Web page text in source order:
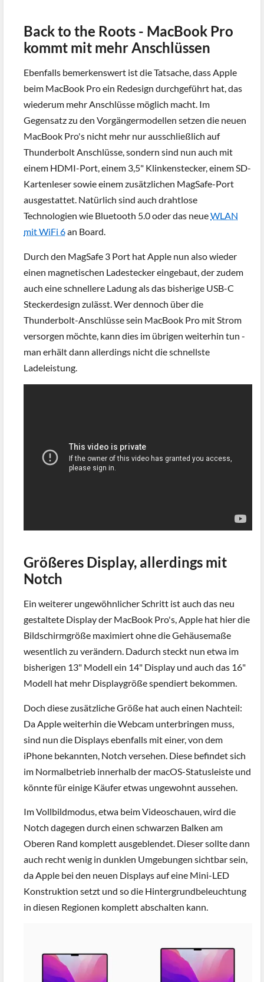
Back to the Roots - MacBook Pro
kommt mit mehr Anschlüssen
Ebenfalls bemerkenswert ist die Tatsache, dass Apple
beim MacBook Pro ein Redesign durchgeführt hat, das
wiederum mehr Anschlüsse möglich macht. Im
Gegensatz zu den Vorgängermodellen setzen die neuen
MacBook Pro's nicht mehr nur ausschließlich auf
Thunderbolt Anschlüsse, sondern sind nun auch mit
einem HDMI-Port, einem 3,5" Klinkenstecker, einem SD-
Kartenleser sowie einem zusätzlichen MagSafe-Port
ausgestattet. Natürlich sind auch drahtlose
Technologien wie Bluetooth 5.0 oder das neueWLAN
mit WiFi 6an Board.
Durch den MagSafe 3 Port hat Apple nun also wieder
einen magnetischen Ladestecker eingebaut, der zudem
auch eine schnellere Ladung als das bisherige USB-C
Steckerdesign zulässt. Wer dennoch über die
Thunderbolt-Anschlüsse sein MacBook Pro mit Strom
versorgen möchte, kann dies im übrigen weiterhin tun -
man erhält dann allerdings nicht die schnellste
Ladeleistung.
Größeres Display, allerdings mit
Notch
Ein weiterer ungewöhnlicher Schritt ist auch das neu
gestaltete Display der MacBook Pro's, Apple hat hier die
Bildschirmgröße maximiert ohne die Gehäusemaße
wesentlich zu verändern. Dadurch steckt nun etwa im
bisherigen 13" Modell ein 14" Display und auch das 16"
Modell hat mehr Displaygröße spendiert bekommen.
Doch diese zusätzliche Größe hat auch einen Nachteil:
Da Apple weiterhin die Webcam unterbringen muss,
sind nun die Displays ebenfalls mit einer, von dem
iPhone bekannten, Notch versehen. Diese befindet sich
im Normalbetrieb innerhalb der macOS-Statusleiste und
könnte für einige Käufer etwas ungewohnt aussehen.
Im Vollbildmodus, etwa beim Videoschauen, wird die
Notch dagegen durch einen schwarzen Balken am
Oberen Rand komplett ausgeblendet. Dieser sollte dann
auch recht wenig in dunklen Umgebungen sichtbar sein,
da Apple bei den neuen Displays auf eine Mini-LED
Konstruktion setzt und so die Hintergrundbeleuchtung
in diesen Regionen komplett abschalten kann.